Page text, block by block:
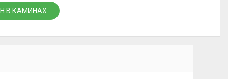
В КАМИНАХ